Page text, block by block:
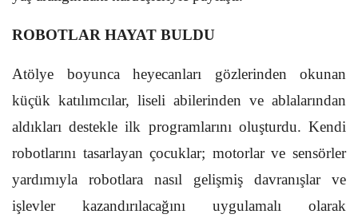
ROBOTLAR HAYAT BULDU
Atölye boyunca heyecanları gözlerinden okunan
küçük katılımcılar, liseli abilerinden ve ablalarından
aldıkları destekle ilk programlarını oluşturdu. Kendi
robotlarını tasarlayan çocuklar; motorlar ve sensörler
yardımıyla robotlara nasıl gelişmiş davranışlar ve
işlevler kazandırılacağını uygulamalı olarak